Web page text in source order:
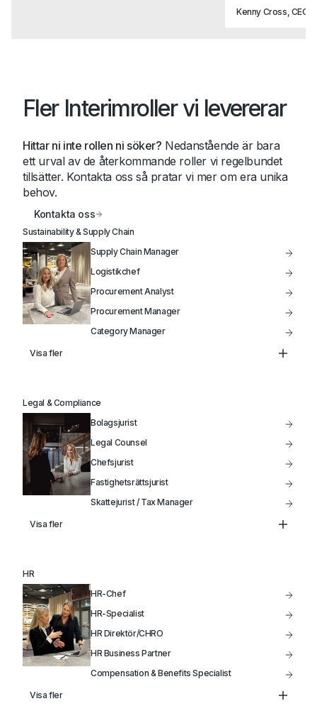
Kenny Cross, CEO,
Fler Interimroller vi levererar
Hittar ni inte rollen ni söker? Nedanstående är bara
ett urval av de återkommande roller vi regelbundet
tillsätter. Kontakta oss så pratar vi mer om era unika
behov.
Kontakta oss
Sustainability & Supply Chain
Supply Chain Manager
Logistikchef
Procurement Analyst
Procurement Manager
Category Manager
Visa fler
Legal & Compliance
Bolagsjurist
Legal Counsel
Chefsjurist
Fastighetsrättsjurist
Skattejurist / Tax Manager
Visa fler
HR
HR-Chef
HR-Specialist
HR Direktör/CHRO
HR Business Partner
Compensation & Benefits Specialist
Visa fler